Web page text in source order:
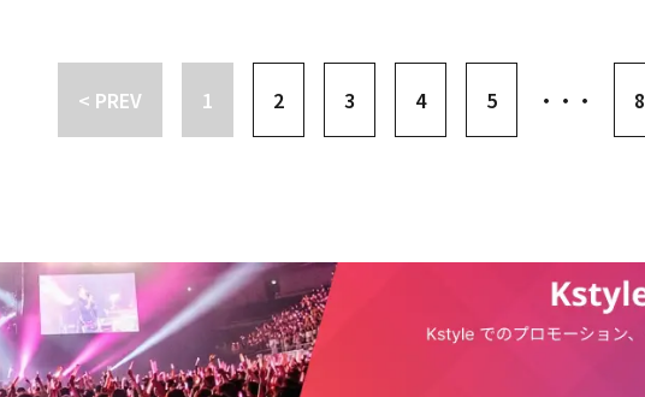
すので、予めご了承ください。・【PHOTO】INI、韓国でのスケジュールを終えて日本に帰国（動画
< PREV 1 2 3 4 5 ・・・ 8